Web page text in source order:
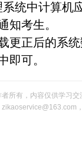
统中计算机
知考生。
更正后的系
即可。
所有，内容仅供学习